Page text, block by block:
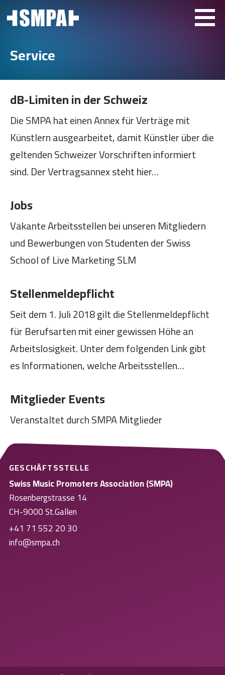
Service
dB-Limiten in der Schweiz
Die SMPA hat einen Annex für Verträge mit
Künstlern ausgearbeitet, damit Künstler über die
geltenden Schweizer Vorschriften informiert
sind. Der Vertragsannex steht hier…
Jobs
Vakante Arbeitsstellen bei unseren Mitgliedern
und Bewerbungen von Studenten der Swiss
School of Live Marketing SLM
Stellenmeldepflicht
Seit dem 1. Juli 2018 gilt die Stellenmeldepflicht
für Berufsarten mit einer gewissen Höhe an
Arbeitslosigkeit. Unter dem folgenden Link gibt
es Informationen, welche Arbeitsstellen…
Mitglieder Events
Veranstaltet durch SMPA Mitglieder
GESCHÄFTSSTELLE
Swiss Music Promoters Association (SMPA)
Rosenbergstrasse 14
CH-9000 St.Gallen
+41 71 552 20 30
info@smpa.ch